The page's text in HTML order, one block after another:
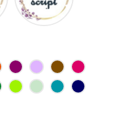
Orange
PruneLilasMarronFuchsia
Vert
bouteille
Anis Vert
d'eau
Turquoise
Marine